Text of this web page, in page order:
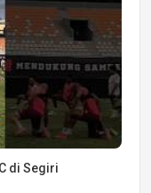
di Segiri